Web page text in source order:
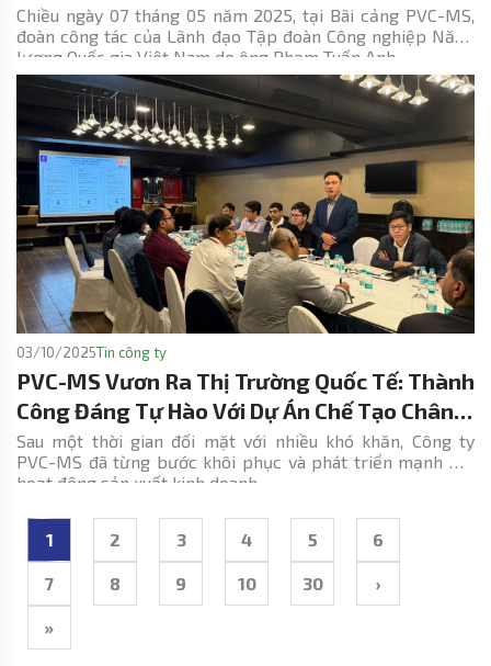
với Công ty Cổ phần Kết cấu Kim loại & Lắp
máy Dầu khí (PVC-MS)
Chiều ngày 07 tháng 05 năm 2025, tại Bãi cảng PVC-MS,
đoàn công tác của Lãnh đạo Tập đoàn Công nghiệp Năng
lượng Quốc gia Việt Nam do ông Phạm Tuấn Anh
03/10/2025Tin công ty
PVC-MS Vươn Ra Thị Trường Quốc Tế: Thành
Công Đáng Tự Hào Với Dự Án Chế Tạo Chân
Đế Và Khối Thượng Tầng Của Các Giàn Đầu
Giếng Cho ONGC
Sau một thời gian đối mặt với nhiều khó khăn, Công ty
PVC-MS đã từng bước khôi phục và phát triển mạnh mẽ
hoạt động sản xuất kinh doanh.
1 2 3 4 5 6
7 8 9 10 30 ›
»